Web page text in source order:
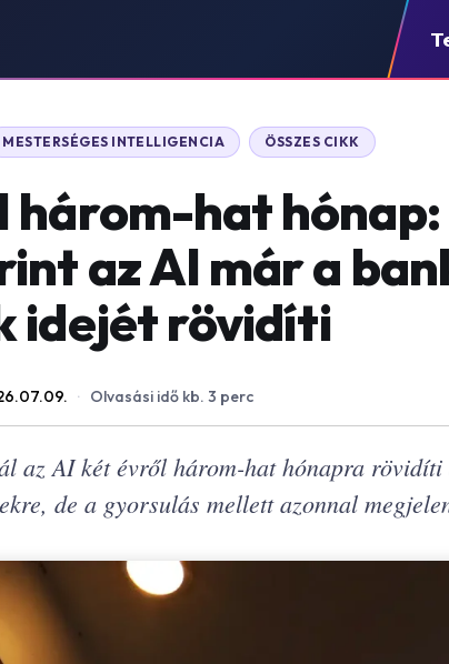
MESTERSÉGES INTELLIGENCIA ÖSSZES CIKK
három-hat
az AI már a
idejét rövidíti
· Olvasási idő kb. 3 perc
az AI két évről három-hat hónapra
de a gyorsulás mellett azonnal